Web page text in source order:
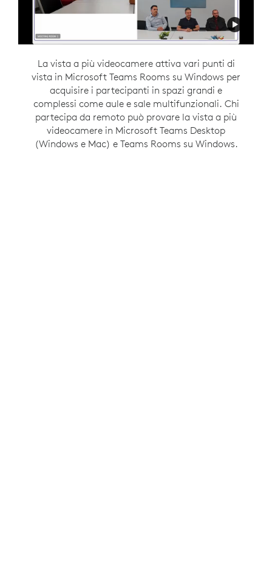
La vista a più videocamere attiva vari punti di
vista in Microsoft Teams Rooms su Windows per
acquisire i partecipanti in spazi grandi e
complessi come aule e sale multifunzionali. Chi
partecipa da remoto può provare la vista a più
videocamere in Microsoft Teams Desktop
(Windows e Mac) e Teams Rooms su Windows.
Zoom Intelligent Director è progettato per
supportare una comunicazione flessibile
creando un ambiente di riunione ibrido inclusivo.
Questa funzione di Zoom Rooms su Windows
offre ai presenti in sala il proprio spazio in una
vista a galleria, in modo che abbiano le stesse
opportunità di essere viste e ascoltate di tutti gli